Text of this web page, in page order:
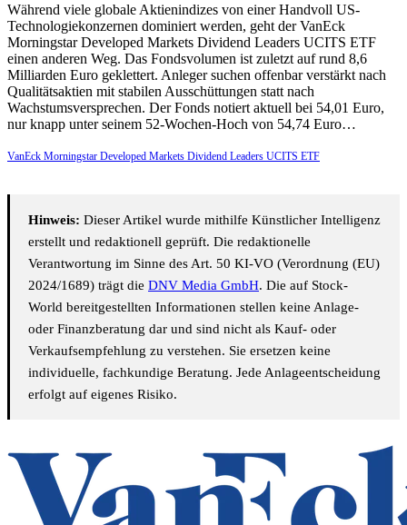
Während viele globale Aktienindizes von einer Handvoll US-
Technologiekonzernen dominiert werden, geht der VanEck
Morningstar Developed Markets Dividend Leaders UCITS ETF
einen anderen Weg. Das Fondsvolumen ist zuletzt auf rund 8,6
Milliarden Euro geklettert. Anleger suchen offenbar verstärkt nach
Qualitätsaktien mit stabilen Ausschüttungen statt nach
Wachstumsversprechen. Der Fonds notiert aktuell bei 54,01 Euro,
nur knapp unter seinem 52-Wochen-Hoch von 54,74 Euro…
VanEck Morningstar Developed Markets Dividend Leaders UCITS ETF
Hinweis: Dieser Artikel wurde mithilfe Künstlicher Intelligenz
erstellt und redaktionell geprüft. Die redaktionelle
Verantwortung im Sinne des Art. 50 KI-VO (Verordnung (EU)
2024/1689) trägt die DNV Media GmbH. Die auf Stock-
World bereitgestellten Informationen stellen keine Anlage-
oder Finanzberatung dar und sind nicht als Kauf- oder
Verkaufsempfehlung zu verstehen. Sie ersetzen keine
individuelle, fachkundige Beratung. Jede Anlageentscheidung
erfolgt auf eigenes Risiko.